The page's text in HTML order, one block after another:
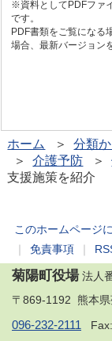
※資料としてPDFファ
です。
PDF書類をご覧になる
場合、最新バージョン
ホーム ＞分類
＞介護予防 ＞
支援施策を紹介
このホームページ
免責事項
菊陽町役場法人
〒869-1192 熊本
096-232-2111